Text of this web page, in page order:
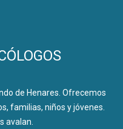
de Henares. Ofrecemos
familias, niños y jóvenes.
avalan.